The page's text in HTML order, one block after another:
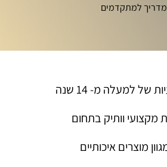
מדריך למתקדמים
של למעלה מ- 14 שנה
מקצועי וותיק בתחום
מוצרים איכותיים